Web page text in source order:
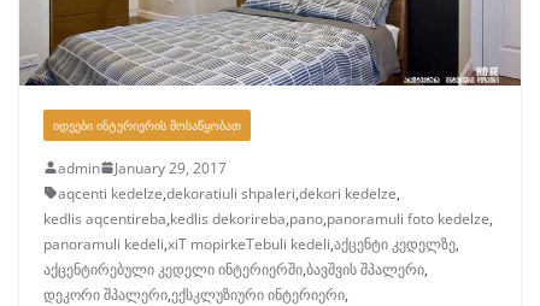
ᲘᲓᲔᲔᲑᲘ ᲘᲜᲢᲔᲠᲘᲔᲠᲘᲡ ᲛᲝᲡᲐᲬᲧᲝᲑᲐᲗ
admin
January 29, 2017
aqcenti kedelze,dekoratiuli shpaleri,dekori kedelze,
kedlis aqcentireba,kedlis dekorireba,pano,panoramuli foto kedelze,
panoramuli kedeli,xiT mopirkeTebuli kedeli,აქცენტი კედელზე,
აქცენტირებული კედელი ინტერიერში,ბავშვის შპალერი,
დეკორი შპალერი,ექსკლუზიური ინტერიერი,